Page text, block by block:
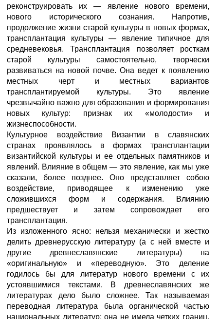
реконструировать их — явление нового времени,
нового исторического сознания. Напротив,
продолжение жизни старой культуры в новых формах,
трансплантация культуры — явление типичное для
средневековья. Трансплантация позволяет росткам
старой культуры самостоятельно, творчески
развиваться на новой почве. Она ведет к появлению
местных черт и местных вариантов
трансплантируемой культуры. Это явление
чрезвычайно важно для образования и формирования
новых культур: признак их «молодости» и
жизнеспособности.
Культурное воздействие Византии в славянских
странах проявлялось в формах трансплантации
византийской культуры и ее отдельных памятников и
явлений. Влияние в общем — это явление, как мы уже
сказали, более позднее. Оно представляет собою
воздействие, приводящее к изменению уже
сложившихся форм и содержания. Влиянию
предшествует и затем сопровождает его
трансплантация.
Из изложенного ясно: нельзя механически и жестко
делить древнерусскую литературу (а с ней вместе и
другие древнеславянские литературы) на
«оригинальную» и «переводную». Это деление
годилось бы для литератур нового времени с их
устоявшимися текстами. В древнеславянских же
литературах дело было сложнее. Так называемая
переводная литература была органической частью
национальных литератур; она не имела четких границ,